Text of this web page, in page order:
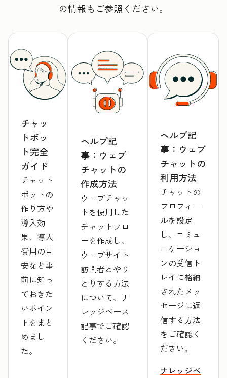
の情報もご参照ください。
チャッ
トボッ
ト完全
ガイド
チャット
ボットの
作り方や
導入効
果、導入
費用の目
安など事
前に知っ
ておきた
いポイン
トをまと
めまし
た。
ヘルプ記
事：ウェブ
チャットの
作成方法
ウェブチャッ
トを使用した
チャットフロ
ーを作成し、
ウェブサイト
訪問者とやり
とりする方法
について、ナ
レッジベース
記事でご確認
ください。
ヘルプ記
事：ウェブ
チャットの
利用方法
チャットの
プロフィー
ルを設定
し、コミュ
ニケーショ
ンの受信ト
レイに格納
されたメッ
セージに返
信する方法
をご確認く
ださい。
ナレッジベ